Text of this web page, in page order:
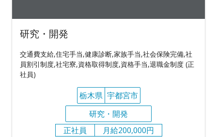
研究・開発
交通費支給,住宅手当,健康診断,家族手当,社会保険完備,社
員割引制度,社宅寮,資格取得制度,資格手当,退職金制度 (正
社員)
栃木県 宇都宮市
研究・開発
正社員
月給200,000円